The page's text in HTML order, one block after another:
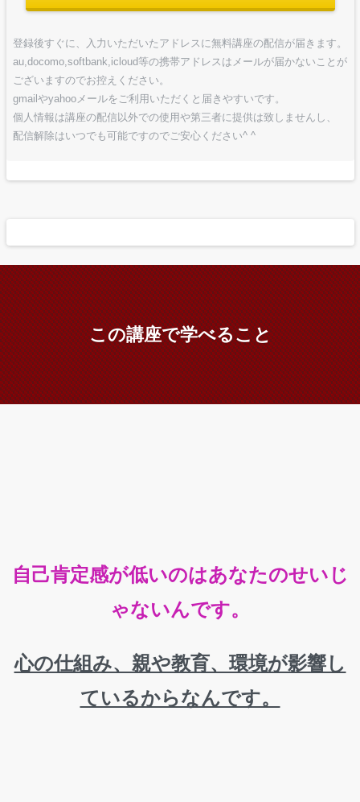
登録後すぐに、入力いただいたアドレスに無料講座の配信が届きます。
au,docomo,softbank,icloud等の携帯アドレスはメールが届かないことが
ございますのでお控えください。
gmailやyahooメールをご利用いただくと届きやすいです。
個人情報は講座の配信以外での使用や第三者に提供は致しませんし、
配信解除はいつでも可能ですのでご安心ください^ ^
この講座で学べること
自己肯定感が低いのはあなたのせいじ
ゃないんです。
心の仕組み、親や教育、環境が影響し
ているからなんです。